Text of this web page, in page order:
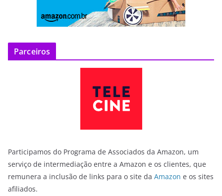
Parceiros
Participamos do Programa de Associados da Amazon, um
serviço de intermediação entre a Amazon e os clientes, que
remunera a inclusão de links para o site da Amazon e os sites
afiliados.